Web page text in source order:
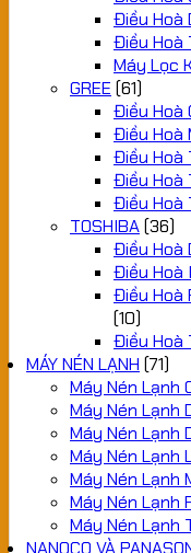
Điều Hoà
Điều Hoà
Máy Lọc
GREE (61)
Điều Hoà
Điều Hoà
Điều Hoà
Điều Hoà
Điều Hoà
TOSHIBA(36)
Điều Hoà
Điều Hoà
Điều Hoà
(10)
Điều Hoà
MÁY NÉN LẠNH (71)
Máy Nén Lạnh
Máy Nén Lạnh
Máy Nén Lạnh
Máy Nén Lạnh
Máy Nén Lạnh
Máy Nén Lạnh
Máy Nén Lạnh
NANOCO VÀ